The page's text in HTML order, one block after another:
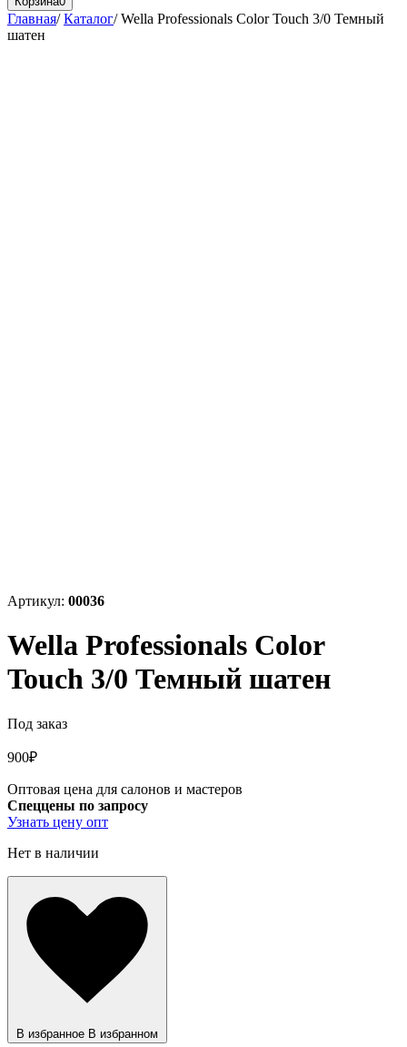
Главная/ Каталог/ Wella Professionals Color Touch 3/0 Темный
шатен
Артикул: 00036
Wella Professionals Color
Touch 3/0 Темный шатен
Под заказ
900₽
Оптовая цена для салонов и мастеров
Спеццены по запросу
Узнать цену опт
Нет в наличии
В избранное В избранном